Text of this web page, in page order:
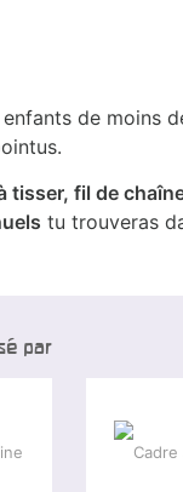
de moins
tisser, fil de
tu trouveras
par